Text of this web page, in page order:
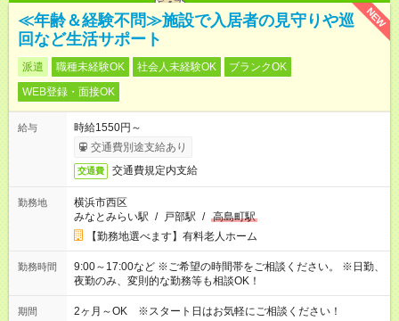
NEW
≪年齢＆経験不問≫施設で入居者の見守りや巡
回など生活サポート
派遣 職種未経験OK 社会人未経験OK
ブランクOK
WEB登録・面接OK
給与
時給1550円～
交通費別途支給あり
交通費 交通費規定内支給
勤務地
横浜市西区
みなとみらい駅 / 戸部駅 / 高島町駅
【勤務地選べます】有料老人ホーム
勤務時間
9:00～17:00など ※ご希望の時間帯をご相談ください。 ※日勤、
夜勤のみ、変則的な勤務等も相談OK！
期間 2ヶ月～OK ※スタート日はお気軽にご相談ください！